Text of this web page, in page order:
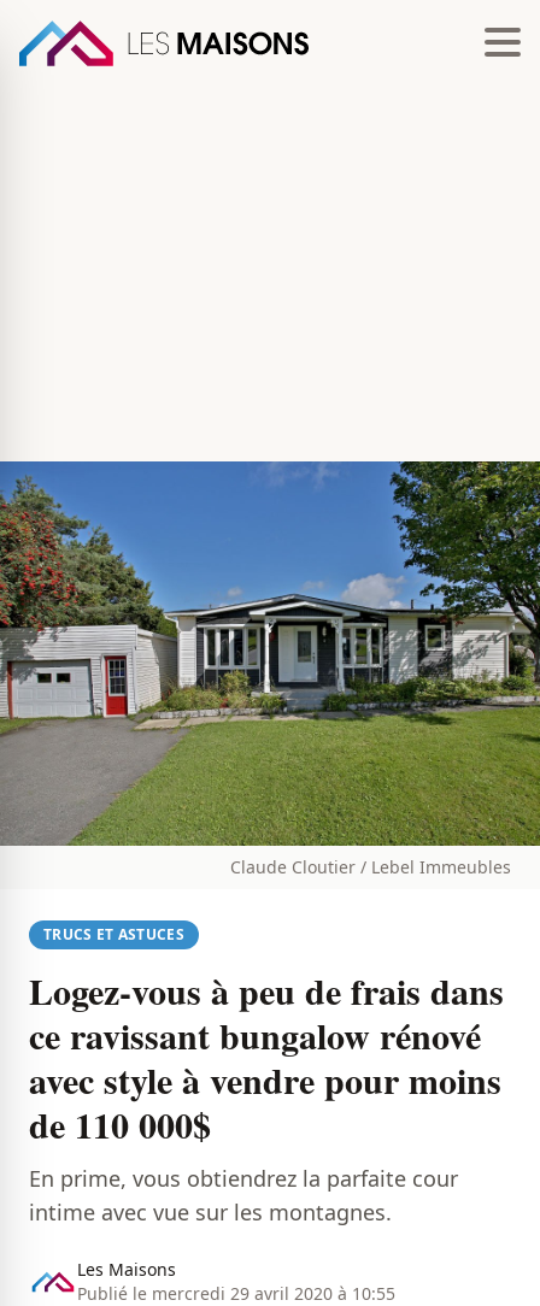
Claude Cloutier / Lebel Immeubles
TRUCS ET ASTUCES
Logez-vous à peu de frais dans
ce ravissant bungalow rénové
avec style à vendre pour moins
de 110 000$
En prime, vous obtiendrez la parfaite cour
intime avec vue sur les montagnes.
Les Maisons
Publié le mercredi 29 avril 2020 à 10:55